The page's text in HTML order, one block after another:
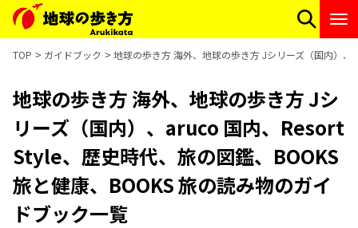
TOP ガイドブック 地球の歩き方 海外、地球の歩き方 Jシリーズ（国内）
地球の歩き方 海外、地球の歩き方 Jシ
リーズ（国内）、aruco 国内、Resort
Style、歴史時代、旅の図鑑、BOOKS
旅と健康、BOOKS 旅の読み物のガイ
ドブック一覧